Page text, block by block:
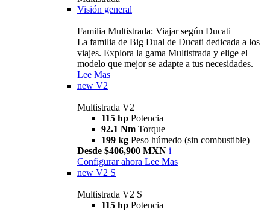
Visión general
Familia Multistrada: Viajar según Ducati
La familia de Big Dual de Ducati dedicada a los
viajes. Explora la gama Multistrada y elige el
modelo que mejor se adapte a tus necesidades.
Lee Mas
new V2
Multistrada V2
115 hp Potencia
92.1 Nm Torque
199 kg Peso húmedo (sin combustible)
Desde $406,900 MXN i
Configurar ahora Lee Mas
new V2 S
Multistrada V2 S
115 hp Potencia